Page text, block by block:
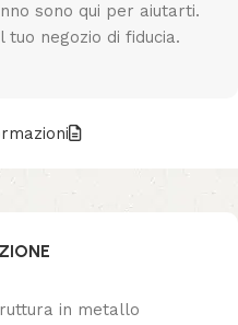
sono qui per aiutarti.
tuo negozio di fiducia.
in metallo